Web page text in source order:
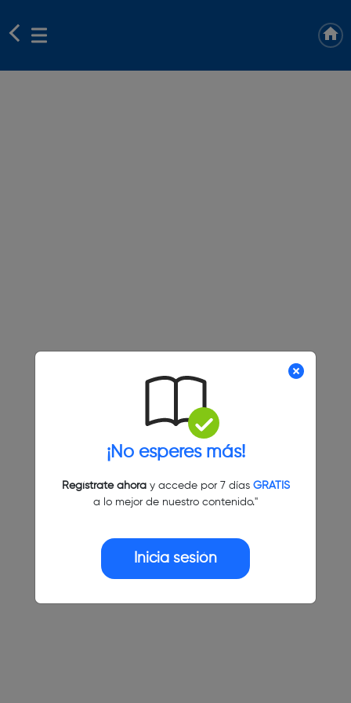
¡No esperes más!
Regístrate ahoray accede por 7 días GRATIS
a lo mejor de nuestro contenido."
Inicia sesión